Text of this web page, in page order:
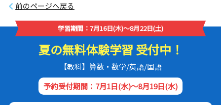
前のページへ戻る
学習期間：7月16日(木)～8月22日(土)
夏の無料体験学習 受付中！
【教科】算数・数学/英語/国語
予約受付期間：7月1日(水)～8月19日(水)